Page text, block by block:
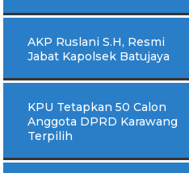
AKP Ruslani S.H, Resmi
Jabat Kapolsek Batujaya
KPU Tetapkan 50 Calon
Anggota DPRD Karawang
Terpilih